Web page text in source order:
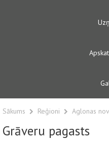
Sākums Reģioni Aglonas
Grāveru pagasts